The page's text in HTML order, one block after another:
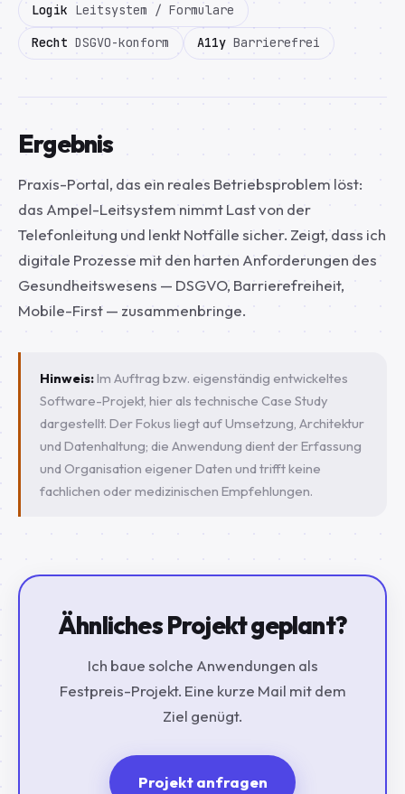
Logik Leitsystem / Formulare
Recht DSGVO-konform A11y Barrierefrei
Ergebnis
Praxis-Portal, das ein reales Betriebsproblem löst:
das Ampel-Leitsystem nimmt Last von der
Telefonleitung und lenkt Notfälle sicher. Zeigt, dass ich
digitale Prozesse mit den harten Anforderungen des
Gesundheitswesens — DSGVO, Barrierefreiheit,
Mobile-First — zusammenbringe.
Hinweis:Im Auftrag bzw. eigenständig entwickeltes
Software-Projekt, hier als technische Case Study
dargestellt. Der Fokus liegt auf Umsetzung, Architektur
und Datenhaltung; die Anwendung dient der Erfassung
und Organisation eigener Daten und trifft keine
fachlichen oder medizinischen Empfehlungen.
Ähnliches Projekt geplant?
Ich baue solche Anwendungen als
Festpreis-Projekt. Eine kurze Mail mit dem
Ziel genügt.
Projekt anfragen